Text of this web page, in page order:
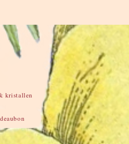
kristallen